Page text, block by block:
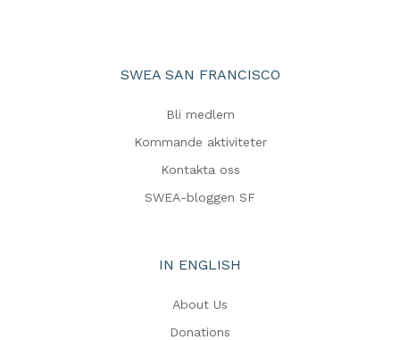
SWEA SAN FRANCISCO
Bli medlem
Kommande aktiviteter
Kontakta oss
SWEA-bloggen SF
IN ENGLISH
About Us
Donations